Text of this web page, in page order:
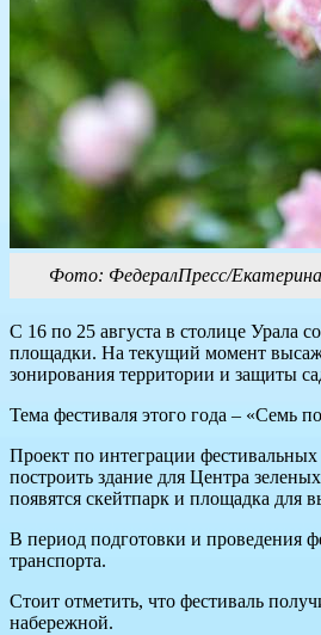
Фото: ФедералПресс/
С 16 по 25 августа в столице Урала
площадки. На текущий момент
зонирования территории и защиты
Тема фестиваля этого года – «Семь
Проект по интеграции
построить здание для Центра
появятся скейтпарк и площадка для
В период подготовки и проведения
транспорта.
Стоит отметить, что фестиваль
набережной.